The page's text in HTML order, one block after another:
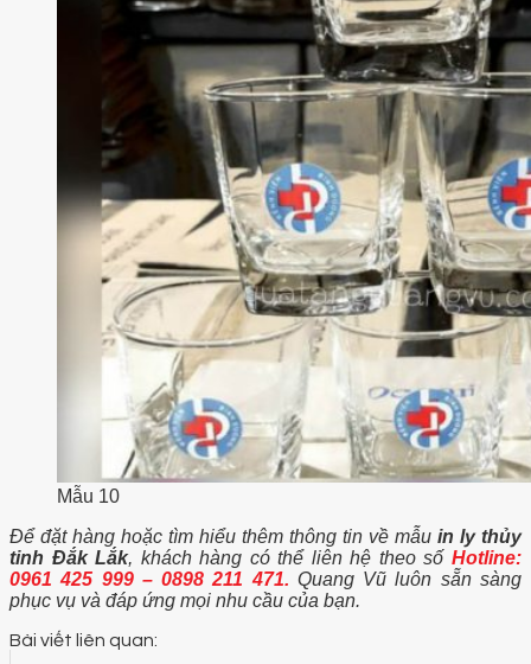
Mẫu 10
Để đặt hàng hoặc tìm hiểu thêm thông tin về mẫu in ly thủy
tinh Đắk Lắk, khách hàng có thể liên hệ theo sốHotline:
0961 425 999 – 0898 211 471. Quang Vũ luôn sẵn sàng
phục vụ và đáp ứng mọi nhu cầu của bạn.
Bài viết liên quan: